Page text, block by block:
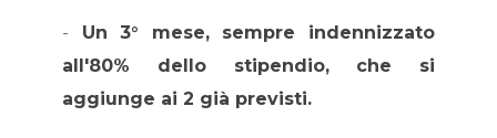
- Un 3° mese, sempre indennizzato
all'80% dello stipendio, che si
aggiunge ai 2 già previsti.